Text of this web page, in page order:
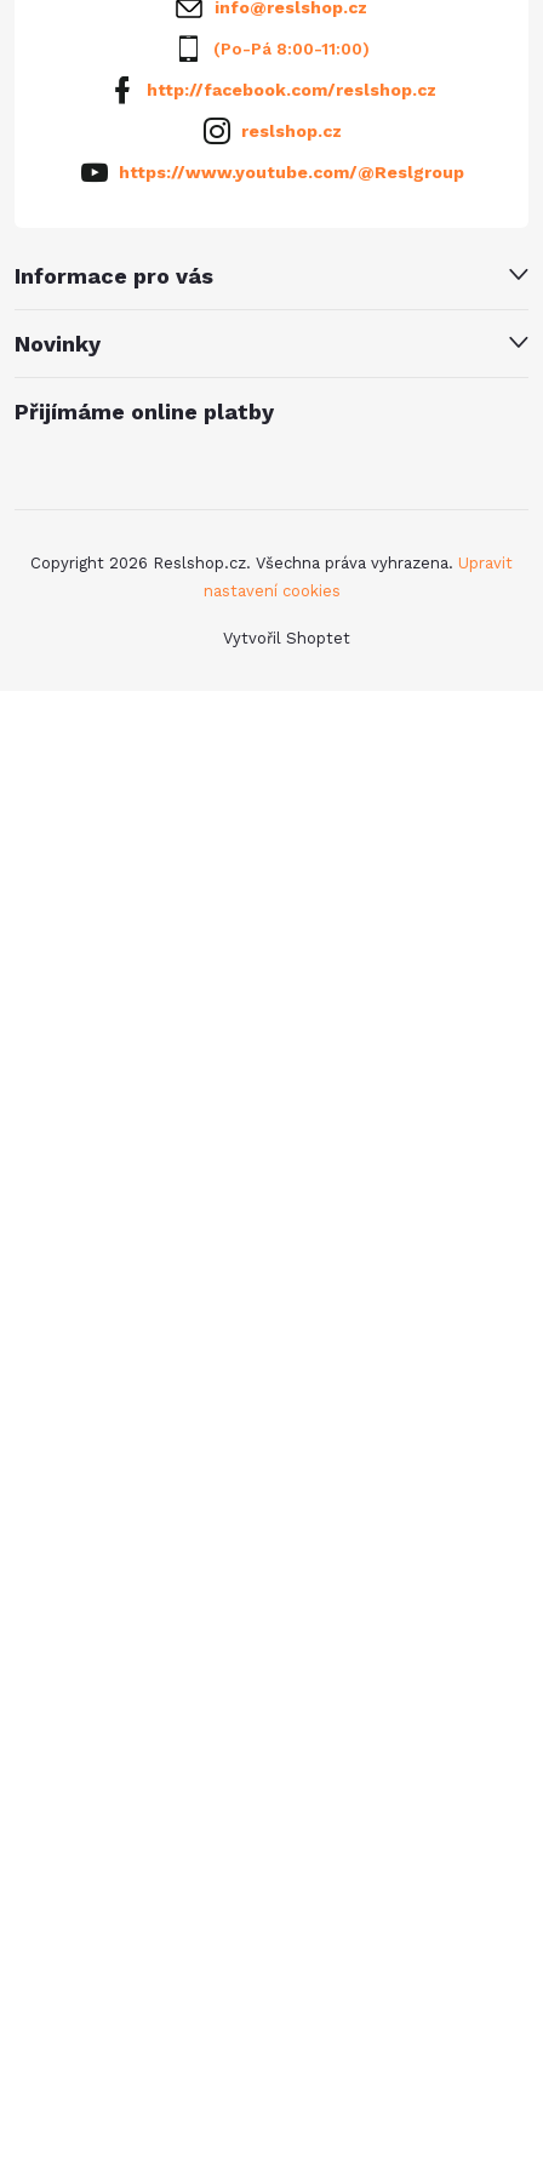
Informace pro vás
Novinky
info@reslshop.cz
(Po-Pá 8:00-11:00)
http://facebook.com/reslshop.cz
reslshop.cz
https://www.youtube.com/@Reslgroup
Přijímáme online platby
Vytvořil Shoptet
Copyright 2026 Reslshop.cz. Všechna práva vyhrazena. Upravit
nastavení cookies